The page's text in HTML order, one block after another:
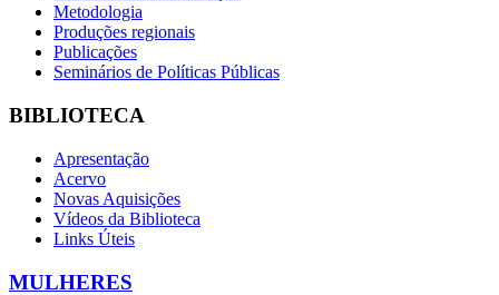
Metodologia
Produções regionais
Publicações
Seminários de Políticas Públicas
BIBLIOTECA
Apresentação
Acervo
Novas Aquisições
Vídeos da Biblioteca
Links Úteis
MULHERES